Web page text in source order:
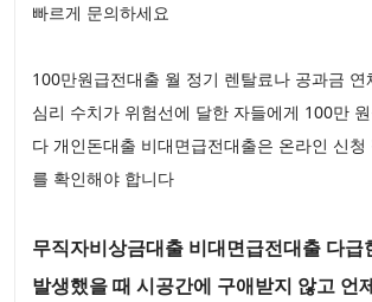
빠르게 문의하세요
100만원급전대출 월 정기 렌탈료나 공과금 연
심리 수치가 위험선에 달한 자들에게 100만
다 개인돈대출 비대면급전대출은 온라인 신
를 확인해야 합니다
무직자비상금대출 비대면급전대출 다급
발생했을 때 시공간에 구애받지 않고 언